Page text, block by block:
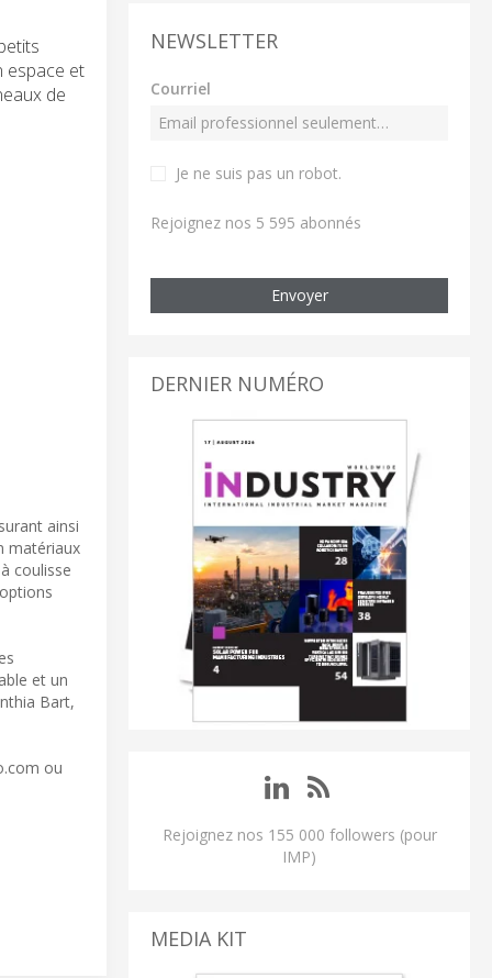
espace et
de
ainsi
matériaux
coulisse
et un
Bart,
ou
NEWSLETTER
Courriel
Je ne suis pas un robot.
Rejoignez nos 5 595 abonnés
Envoyer
DERNIER NUMÉRO
Rejoignez nos 155 000 followers (pour
IMP)
MEDIA KIT